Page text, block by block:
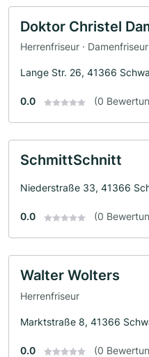
Doktor Christel
Herrenfriseur · Damenfriseur
Lange Str. 26, 41366
0.0 (0
SchmittSchnitt
Niederstraße 33, 41366
0.0 (0
Walter Wolters
Herrenfriseur
Marktstraße 8, 41366
0.0 (0